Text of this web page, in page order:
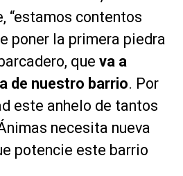
“estamos contentos
poner la primera piedra
que va a
de nuestro barrio. Por
este anhelo de tantos
necesita nueva
potencie este barrio